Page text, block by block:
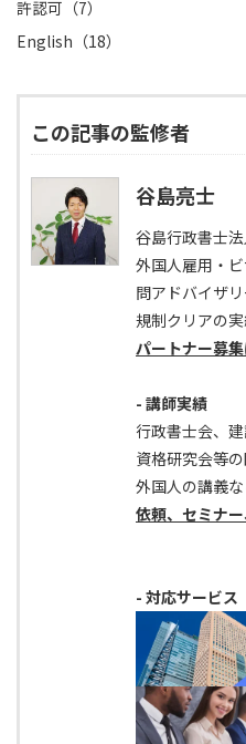
許認可（7）
English（18）
この記事の監修者
谷島亮士
谷島行政書士
外国人雇用・
問アドバイザ
規制クリアの実
パートナー募
- 講師実績
行政書士会、
資格研究会等
外国人の講義な
依頼、セミナ
- 対応サービス